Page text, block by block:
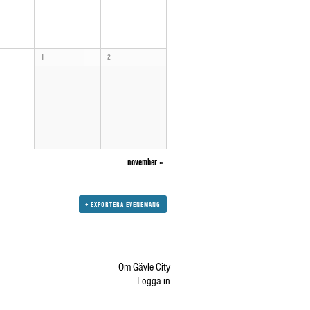
1 2
november»
+ EXPORTERA EVENEMANG
Om Gävle City
Logga in